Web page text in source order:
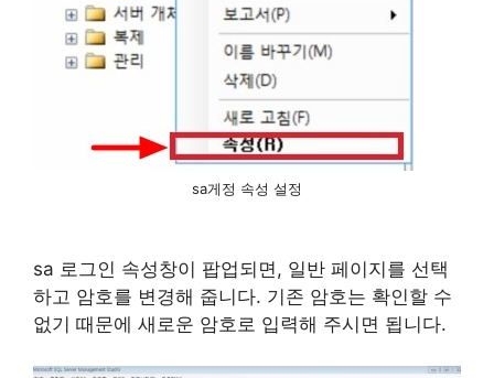
sa게정 속성 설정
sa 로그인 속성창이 팝업되면, 일반 페이지를 선택
하고 암호를 변경해 줍니다. 기존 암호는 확인할 수
없기 때문에 새로운 암호로 입력해 주시면 됩니다.